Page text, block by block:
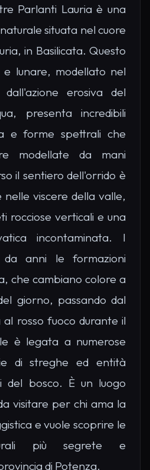
Parlanti Lauria è una
situata nel cuore
in Basilicata. Questo
e lunare, modellato nel
erosiva del
presenta incredibili
e forme spettrali che
modellate da mani
il sentiero dell'orrido è
nelle viscere della valle,
rocciose verticali e una
incontaminata. I
da anni le formazioni
che cambiano colore a
giorno, passando dal
rosso fuoco durante il
è legata a numerose
di streghe ed entità
del bosco. È un luogo
visitare per chi ama la
e vuole scoprire le
più segrete e
di Potenza.